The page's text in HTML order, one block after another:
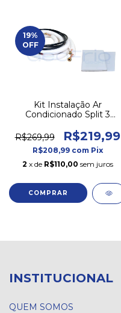
19%
OFF
Kit Instalação Ar
Condicionado Split 3
SEM SUPORTE
R$269,99 R$219,99
R$208,99 com Pix
2 x de R$110,00 sem juros
INSTITUCIONAL
QUEM SOMOS